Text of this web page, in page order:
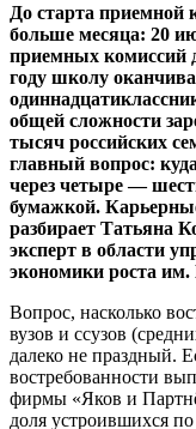
До старта приемной
больше месяца: 20
приемных комиссий
году школу
общей сложности
тысяч российских
главный вопрос:
через четыре —
бумажкой.
разбирает Татьяна
эксперт в области
экономики роста
Вопрос, насколько
вузов и ссузов
далеко не праздный.
востребованности
фирмы «Яков и
доля устроившихся